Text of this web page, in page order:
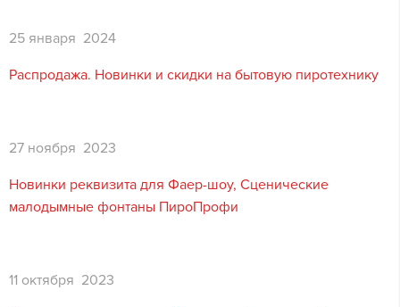
25 января 2024
Распродажа. Новинки и скидки на бытовую пиротехнику
27 ноября 2023
Новинки реквизита для Фаер-шоу, Сценические
малодымные фонтаны ПироПрофи
11 октября 2023